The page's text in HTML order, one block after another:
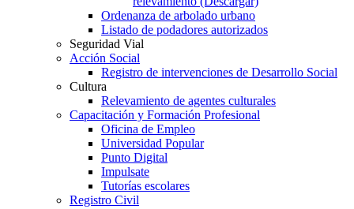
Ordenanza de arbolado urbano
Listado de podadores autorizados
Seguridad Vial
Acción Social
Registro de intervenciones de Desarrollo Social
Cultura
Relevamiento de agentes culturales
Capacitación y Formación Profesional
Oficina de Empleo
Universidad Popular
Punto Digital
Impulsate
Tutorías escolares
Registro Civil